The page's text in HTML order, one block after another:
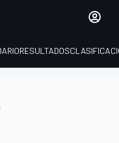
RESULTADOS